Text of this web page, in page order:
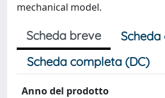
mechanical model.
Scheda breve
Scheda completa (DC)
Anno del prodotto